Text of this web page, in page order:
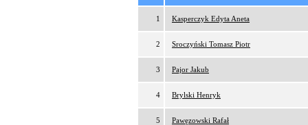
1 Kasperczyk Edyta Aneta
2 Sroczyński Tomasz Piotr
3 Pajor Jakub
4 Brylski Henryk
5 Pawęzowski Rafał